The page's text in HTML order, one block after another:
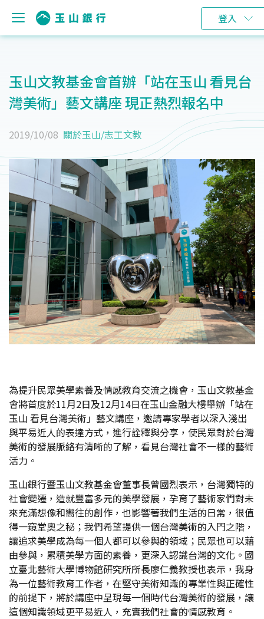
登入
玉山文教基金會首辦「站在玉山 看見台
灣美術」藝文講座 現正熱烈報名中
2019/10/08 關於玉山/志工文教
為提升民眾美學素養及情感教育交流之機會，玉山文教基金
會將首度於11月2日及12月14日在玉山金融大樓舉辦「站在
玉山 看見台灣美術」藝文講座，邀請專家學者以深入淺出
與平易近人的表達方式，進行詮釋與分享，使民眾對於台灣
美術的發展脈絡有清晰的了解，看見台灣社會不一樣的藝術
活力。
玉山銀行暨玉山文教基金會董事長曾國烈表示，台灣獨特的
社會變遷，造就豐富多元的美學發展，孕育了藝術家們對未
來充滿想像和嚮往的創作，也影響著我們生活的日常，很值
得一窺堂奧之秘；我們希望提供一個台灣美術的入門之階，
讓追求美學成為每一個人都可以參與的領域；民眾也可以藉
由參與，累積美學方面的素養，更深入認識台灣的文化。國
立臺北藝術大學博物館研究所所長廖仁義教授也表示，我身
為一位藝術教育工作者，在堅守美術知識的專業性與正確性
的前提下，將於講座中呈現每一個時代台灣美術的發展，讓
這個知識領域更平易近人，充實我們社會的情感教育。